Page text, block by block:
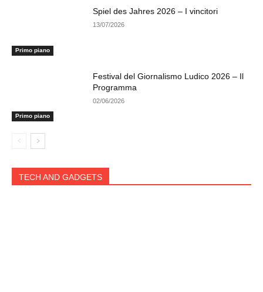
Primo piano
Spiel des Jahres 2026 – I vincitori
13/07/2026
Primo piano
Festival del Giornalismo Ludico 2026 – Il
Programma
02/06/2026
TECH AND GADGETS